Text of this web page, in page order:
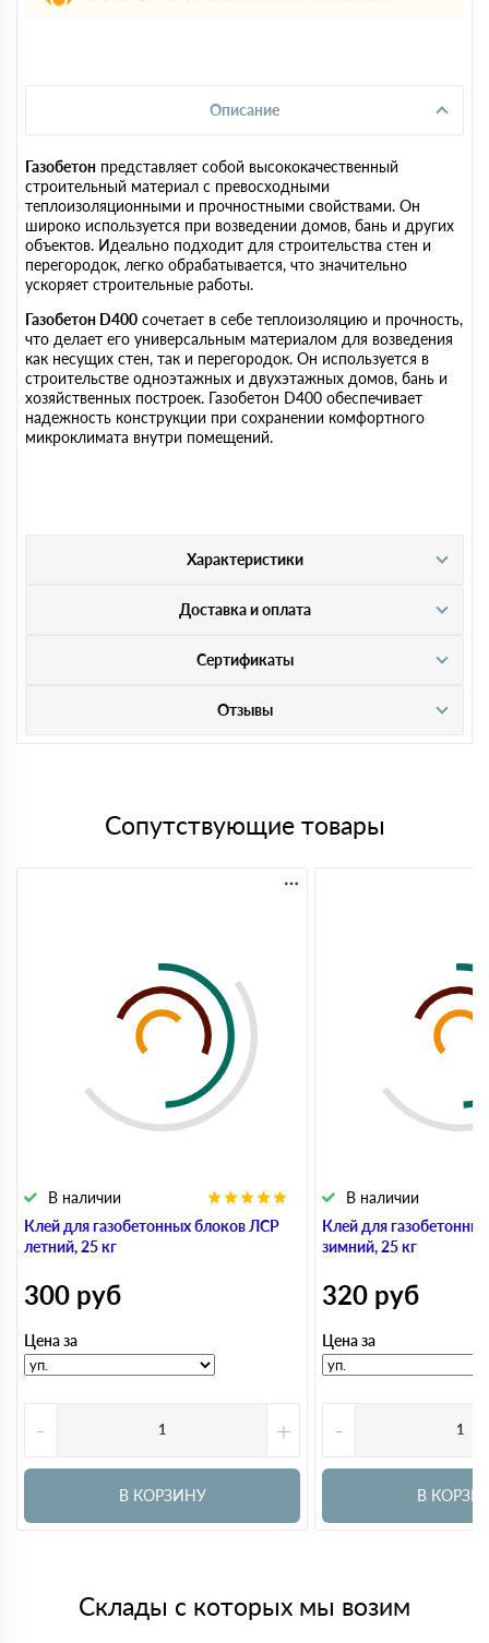
Описание
Газобетон представляет собой высококачественный
строительный материал с превосходными
теплоизоляционными и прочностными свойствами. Он
широко используется при возведении домов, бань и других
объектов. Идеально подходит для строительства стен и
перегородок, легко обрабатывается, что значительно
ускоряет строительные работы.
Газобетон D400 сочетает в себе теплоизоляцию и прочность,
что делает его универсальным материалом для возведения
как несущих стен, так и перегородок. Он используется в
строительстве одноэтажных и двухэтажных домов, бань и
хозяйственных построек. Газобетон D400 обеспечивает
надежность конструкции при сохранении комфортного
микроклимата внутри помещений.
Характеристики
Доставка и оплата
Сертификаты
Отзывы
Сопутствующие товары
Клей для газобетонных блоков ЛСР
летний, 25 кг
В наличии
300 руб
Цена за
- +
В КОРЗИНУ
Клей для
зимний, 25 кг
В наличии
320 руб
Цена за
-
В
Склады с которых мы возим